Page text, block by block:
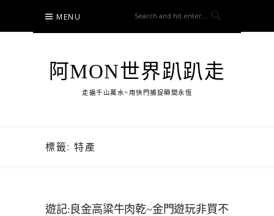
content
MENU
阿MON世界趴趴走
走遍千山萬水~用快門捕捉瞬間永恆
標籤: 特產
遊記:良金高粱牛肉乾~金門遊玩非買不